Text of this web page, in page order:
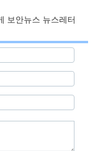
보안뉴스 뉴스레터